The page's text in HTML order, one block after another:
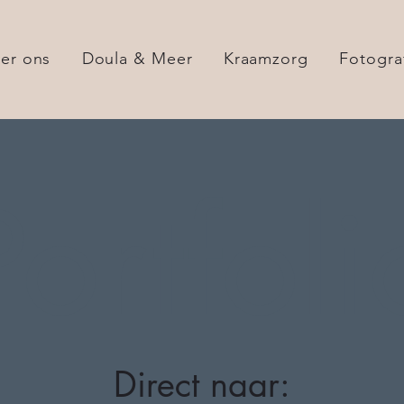
ons Doula & Meer Kraamzorg
Direct naar: